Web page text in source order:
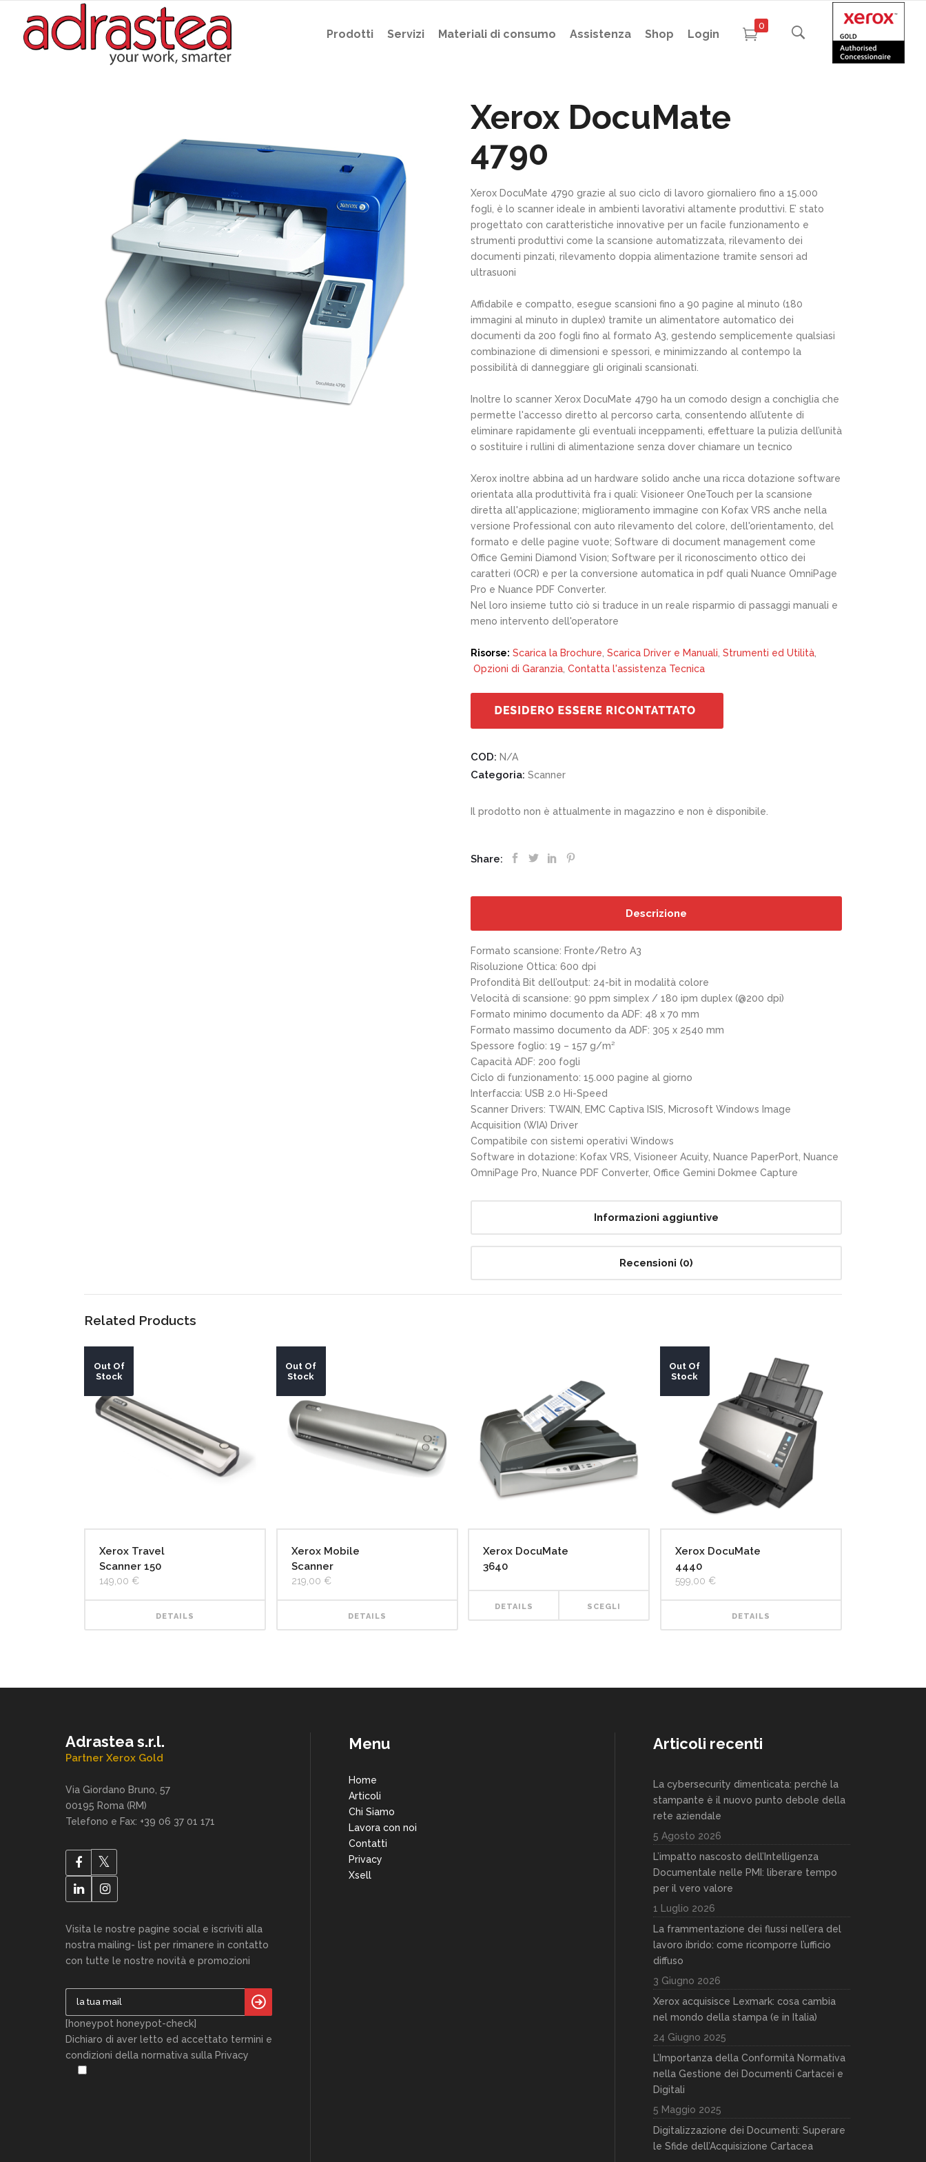
Prodotti Servizi Materiali di consumo Assistenza Shop Login
0
Xerox DocuMate
4790
Xerox DocuMate 4790 grazie al suo ciclo di lavoro giornaliero fino a 15.000
fogli, è lo scanner ideale in ambienti lavorativi altamente produttivi. E’ stato
progettato con caratteristiche innovative per un facile funzionamento e
strumenti produttivi come la scansione automatizzata, rilevamento dei
documenti pinzati, rilevamento doppia alimentazione tramite sensori ad
ultrasuoni
Affidabile e compatto, esegue scansioni fino a 90 pagine al minuto (180
immagini al minuto in duplex) tramite un alimentatore automatico dei
documenti da 200 fogli fino al formato A3, gestendo semplicemente qualsiasi
combinazione di dimensioni e spessori, e minimizzando al contempo la
possibilità di danneggiare gli originali scansionati.
Inoltre lo scanner Xerox DocuMate 4790 ha un comodo design a conchiglia che
permette l'accesso diretto al percorso carta, consentendo all’utente di
eliminare rapidamente gli eventuali inceppamenti, effettuare la pulizia dell’unità
o sostituire i rullini di alimentazione senza dover chiamare un tecnico
Xerox inoltre abbina ad un hardware solido anche una ricca dotazione software
orientata alla produttività fra i quali: Visioneer OneTouch per la scansione
diretta all'applicazione; miglioramento immagine con Kofax VRS anche nella
versione Professional con auto rilevamento del colore, dell'orientamento, del
formato e delle pagine vuote; Software di document management come
Office Gemini Diamond Vision; Software per il riconoscimento ottico dei
caratteri (OCR) e per la conversione automatica in pdf quali Nuance OmniPage
Pro e Nuance PDF Converter.
Nel loro insieme tutto ciò si traduce in un reale risparmio di passaggi manuali e
meno intervento dell'operatore
Risorse: Scarica la Brochure Scarica Driver e Manuali Strumenti ed Utilità
Opzioni di Garanzia Contatta l'assistenza Tecnica
COD: N/A
Categoria: Scanner
Il prodotto non è attualmente in magazzino e non è disponibile.
Share:
Descrizione
Formato scansione: Fronte/Retro A3
Risoluzione Ottica: 600 dpi
Profondità Bit dell’output: 24-bit in modalità colore
Velocità di scansione: 90 ppm simplex / 180 ipm duplex (@200 dpi)
Formato minimo documento da ADF: 48 x 70 mm
Formato massimo documento da ADF: 305 x 2540 mm
Spessore foglio: 19 – 157 g/m²
Capacità ADF: 200 fogli
Ciclo di funzionamento: 15.000 pagine al giorno
Interfaccia: USB 2.0 Hi-Speed
Scanner Drivers: TWAIN, EMC Captiva ISIS, Microsoft Windows Image
Acquisition (WIA) Driver
Compatibile con sistemi operativi Windows
Software in dotazione: Kofax VRS, Visioneer Acuity, Nuance PaperPort, Nuance
OmniPage Pro, Nuance PDF Converter, Office Gemini Dokmee Capture
Informazioni aggiuntive
Recensioni (0)
Related Products
Out Of
Stock
Xerox Travel
Scanner 150
149,00 €
DETAILS
Out Of
Stock
Xerox Mobile
Scanner
219,00 €
DETAILS
Xerox DocuMate
3640
DETAILS SCEGLI
Questo prodotto ha più varianti. Le opzioni possono essere scelte nella pagina del prodotto
Out Of
Stock
Xerox DocuMate
4440
599,00 €
DETAILS
Adrastea s.r.l.
Partner Xerox Gold
Via Giordano Bruno, 57
00195 Roma (RM)
Telefono e Fax: +39 06 37 01 171
Visita le nostre pagine social e iscriviti alla
nostra mailing- list per rimanere in contatto
con tutte le nostre novità e promozioni
[honeypot honeypot-check]
Dichiaro di aver letto ed accettato termini e
condizioni della normativa sulla Privacy
Menu
Home
Articoli
Chi Siamo
Lavora con noi
Contatti
Privacy
Xsell
Articoli recenti
La cybersecurity dimenticata: perchè la
stampante è il nuovo punto debole della
rete aziendale
5 Agosto 2026
L’impatto nascosto dell’Intelligenza
Documentale nelle PMI: liberare tempo
per il vero valore
1 Luglio 2026
La frammentazione dei flussi nell’era del
lavoro ibrido: come ricomporre l’ufficio
diffuso
3 Giugno 2026
Xerox acquisisce Lexmark: cosa cambia
nel mondo della stampa (e in Italia)
24 Giugno 2025
L’Importanza della Conformità Normativa
nella Gestione dei Documenti Cartacei e
Digitali
5 Maggio 2025
Digitalizzazione dei Documenti: Superare
le Sfide dell’Acquisizione Cartacea